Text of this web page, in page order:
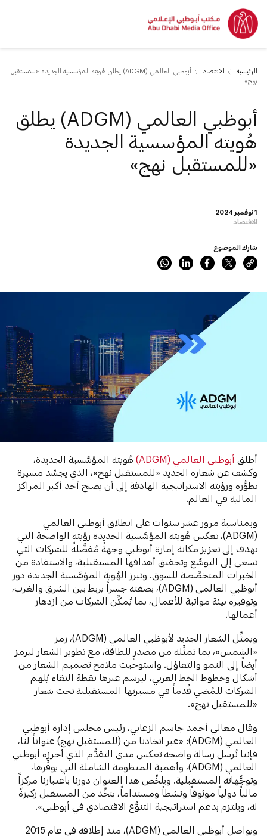
الرئيسية الاقتصاد
أبوظبي العالمي (ADGM) يطلق هُويته المؤسسية الجديدة «للمستقبل
نهج»
1 نوفمبر 2024
الاقتصاد
أبوظبي العالمي (ADGM) يطلق
هُويته المؤسسية الجديدة
«للمستقبل نهج»
شارك الموضوع
أطلق أبوظبي العالمي (ADGM)
هُويته المؤسَّسية الجديدة،
وكشف عن شعاره الجديد «للمستقبل نهج»، الذي يجسِّد مسيرة
تطوُّره ورؤيته الاستراتيجية الهادفة إلى أن يصبح أحد أكبر المراكز
المالية في العالم.
وبمناسبة مرور عشر سنوات على انطلاق أبوظبي العالمي
(ADGM)، تعكس هُويته المؤسَّسية الجديدة رؤيته الواضحة التي
تهدف إلى تعزيز مكانة إمارة أبوظبي وجهةً مُفضَّلةً للشركات التي
تسعى إلى التوسُّع وتحقيق أهدافها المستقبلية، والاستفادة من
الخبرات المتخصِّصة للسوق. وتبرز الهُوية المؤسَّسية الجديدة دور
أبوظبي العالمي (ADGM)، بصفته جسراً يربط بين الشرق والغرب،
وتوفيره بيئة مواتية للأعمال، بما يُمكِّن الشركات من ازدهار
أعمالها.
ويمثِّل الشعار الجديد لأبوظبي العالمي (ADGM)، رمز
«الشمس»، بما تمثِّله من مصدرٍ للطاقة، مع تطوير الشعار ليرمز
أيضاً إلى النمو والتفاؤل. واستوحيت ملامح تصميم الشعار من
أشكال وخطوط الخط العربي، ليرسم عبرها نقطة التقاء يُلهم
الشركات للمُضي قُدماً في مسيرتها المستقبلية تحت شعار
«للمستقبل نهج».
وقال معالي أحمد جاسم الزعابي، رئيس مجلس إدارة أبوظبي
العالمي (ADGM): «عبر اتخاذنا من (للمستقبل نهج) عنواناً لنا،
فإننا نُرسل رسالة واضحة تعكس مدى التقدُّم الذي أحرزه أبوظبي
العالمي (ADGM)، وأهمية المنظومة الشاملة التي يوفِّرها،
وتوجُّهاته المستقبلية. ويلخِّص هذا العنوان دورنا باعتبارنا مركزاً
مالياً دولياً موثوقاً ونشطاً ومستداماً، يتخِّذ من المستقبل ركيزةً
له، ويلتزم بدعم استراتيجية التنوُّع الاقتصادي في أبوظبي».
ويواصل أبوظبي العالمي (ADGM)، منذ إطلاقه في عام 2015